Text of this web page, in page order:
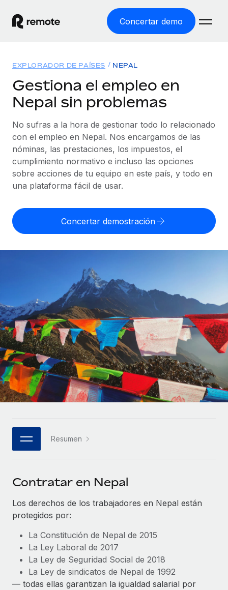
Concertar demo
EMPLEO GLOBAL
Nómina global
Gestiona las nóminas de forma sencilla y conforme a la
legalidad.
Employer of Record
Expándete en todo el mundo sin gastar en entidades.
cumpliendo la normativa.
Externaliza tareas laborales complejas.
INFRAESTRUCTURA
Conexión Remote
Integra los RR. HH. en tus flujos de trabajo sin
complicaciones.
Plataforma
Funciones esenciales de RR. HH. integradas para tu
Conectar
Conecta cualquier herramienta de IA con Remote
Optimiza los procesos con herramientas empresariales
esenciales.
SERVICIOS
Pregunta a un experto
Obtén ayuda de gente experta en RR. HH. globales
y cumplimiento normativo.
Soluciones
COBERTURA MUNDIAL
Explorador de países
Consulta el soporte del empleo global según el país.
Explorador estatal de EE. UU.
Simplifica la contratación en todos los estados de EE.
Comparador de Remote
Compáranos con otras empresas.
ETAPAS DE CRECIMIENTO
Soluciones ágiles de RR. HH. globales y nóminas para
empresas en crecimiento.
Mediana empresa
Amplía tu equipo con soluciones de RR. HH.
personalizadas.
Empresa
RR. HH. globales para grandes empresas.
ASOCIARSE
Socios tecnológicos estratégicos
Integra la gestión de los RR. HH. globales en tu
Asociarse
Remote Build
CASOS PRÁCTICOS
Recursos
HERRAMIENTAS Y CALCULADORAS
Calculadora del riesgo de clasificación errónea
Consulta el riesgo de clasificación errónea por país.
cualquier país.
autónomos globales.
APRENDIZAJE CON REMOTE
Guías y recursos
Casos prácticos
Glosario de RR. HH.
Listas de verificación y plantillas
Biblioteca de descripciones de puestos
Webinarios
Información sobre salarios y talento
Obtén ayuda
Consulta todos los recursos
BLOG
Precios
English
Nederlands
Deutsch
Español
Italiano
Português (Portugal)
日本語
한국어
中文（简体）
EXPLORADOR DE PAÍSES NEPAL
Gestiona el empleo en
Nepal sin problemas
No sufras a la hora de gestionar todo lo relacionado
con el empleo en Nepal. Nos encargamos de las
nóminas, las prestaciones, los impuestos, el
cumplimiento normativo e incluso las opciones
sobre acciones de tu equipo en este país, y todo en
una plataforma fácil de usar.
Concertar demostración
Resumen
Contratar en Nepal
Los derechos de los trabajadores en Nepal están
protegidos por:
La Constitución de Nepal de 2015
La Ley Laboral de 2017
La Ley de Seguridad Social de 2018
La Ley de sindicatos de Nepal de 1992
— todas ellas garantizan la igualdad salarial por